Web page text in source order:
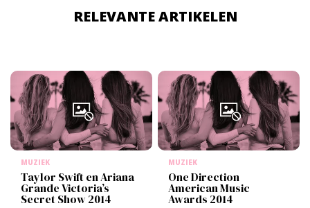
RELEVANTE ARTIKELEN
MUZIEK
Taylor Swift en Ariana
Grande Victoria’s
Secret Show 2014
MUZIEK
One Direction
American Music
Awards 2014